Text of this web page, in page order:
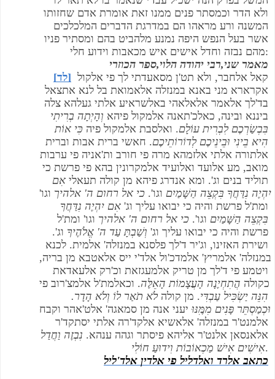
מהם נבזה וחדל אישים איש מכאבות וידוע חלי:
מאמר שני,רבי יהודה הלוי,ספר הכוזרי
[לד]
ביננא ובינה, כאלכ'תאנה אלמקול פיהא
בִּבְשַׂרְכֶם לִבְרִית עוֹלָם. ואלסבת אלמקול פיה
הִיא בֵינִי וּבֵינֵיכֶם לְדוֹרוֹתֵיכֶם
תוליד בנים וג'. ומא אנדרג פיהא מן קולה תעאלי
יִהְיֶה נִדַּחֲךָ בִּקְצֵה הַשָּׁמַיִם וגו'. כי אל רחום ה' אלהיך
ומת'ל פרשת והיה כי יבואו עליך וג'
בִּקְצֵה הַשָּׁמַיִם וגו'. כי אל רחום ה' אלהיך
פרשת והיה כי יבואו עליך וג' וְשַׁבְתָּ עַד ה' אֱלֹהֶיךָ
כקולה הֲתִחְיֶנָה הָעֲצָמוֹת הָאֵלֶּה. וכאלמת'ל אלמצ'רוב פי
הִנֵּה יַשְׂכִּיל עַבְדִּי. מן קולה
וּכְמַסְתֵּר פָּנִים מִמִֶּנּוּ
אלאנסאן אלנט'ר אליהא פיסתר וגהה ענהא.
אִישִׁים אִישׁ מַכְאוֹבוֹת וִידוּעַ חוֹלִי.
כתאב אלרד ואלדליל פי אלדין אלד'ליל